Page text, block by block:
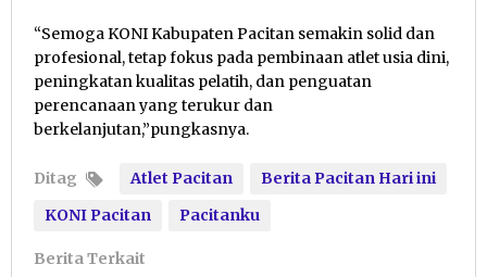
“Semoga KONI Kabupaten Pacitan semakin solid dan
profesional, tetap fokus pada pembinaan atlet usia dini,
peningkatan kualitas pelatih, dan penguatan
perencanaan yang terukur dan
berkelanjutan,”pungkasnya.
Ditag Atlet Pacitan
Berita Pacitan Hari ini
KONI Pacitan
Pacitanku
Berita Terkait